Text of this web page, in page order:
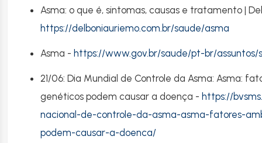
Asma: o que é, sintomas, causas e tratamento |
https://delboniauriemo.com.br/saude/asma
Asma - https://www.gov.br/saude/pt-br/
21/06: Dia Mundial de Controle da Asma: Asma:
genéticos podem causar a doença - https://
nacional-de-controle-da-asma-asma-fatores-
podem-causar-a-doenca/